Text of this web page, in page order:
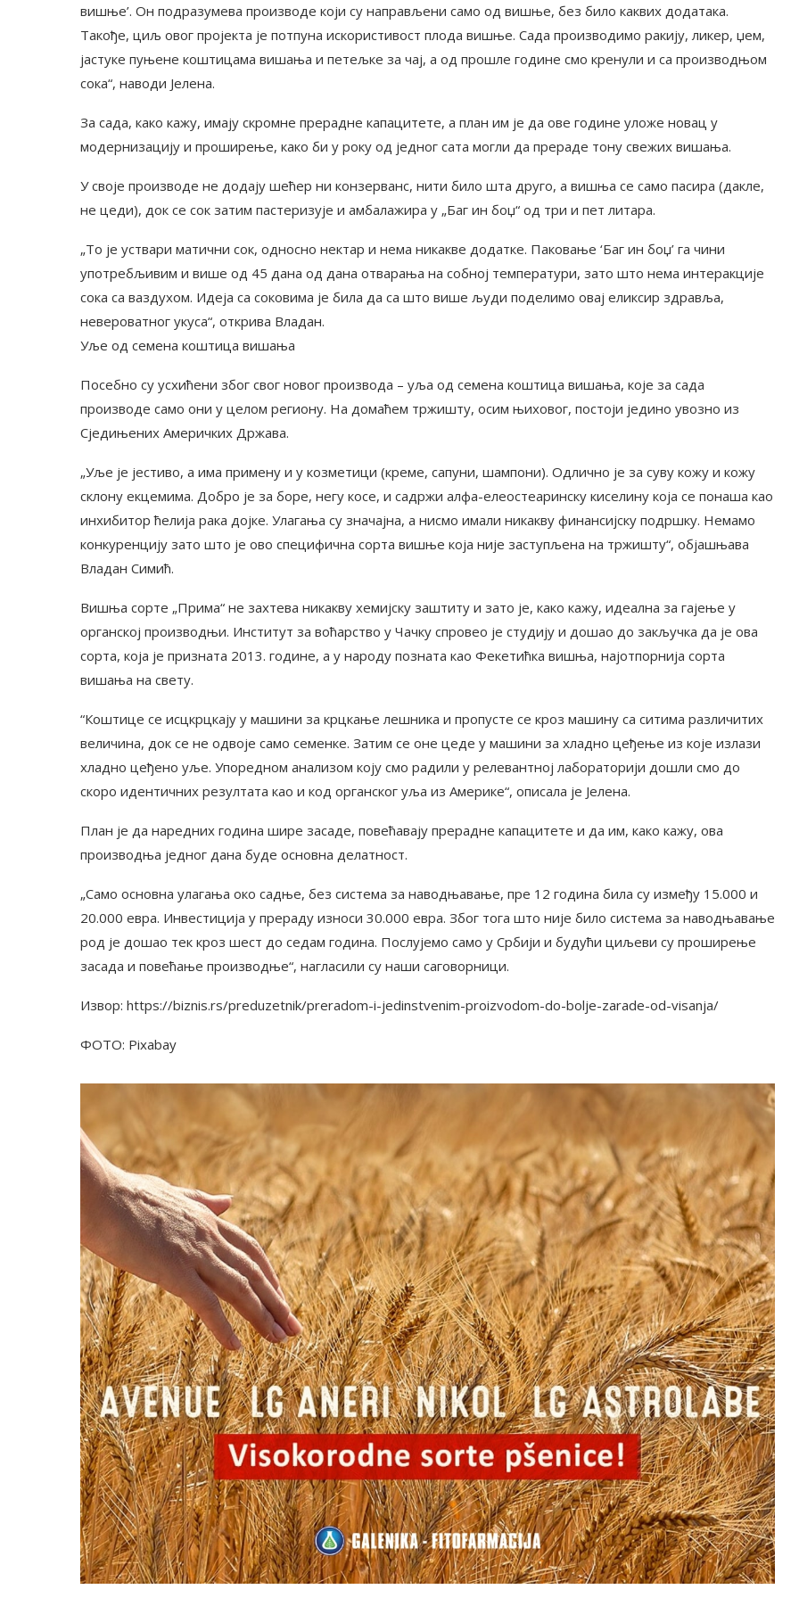
вишње’. Он подразумева производе који су направљени само од вишње, без било каквих додатака.
Такође, циљ овог пројекта је потпуна искористивост плода вишње. Сада производимо ракију, ликер, џем,
јастуке пуњене коштицама вишања и петељке за чај, а од прошле године смо кренули и са производњом
сока“, наводи Јелена.
За сада, како кажу, имају скромне прерадне капацитете, а план им је да ове године уложе новац у
модернизацију и проширење, како би у року од једног сата могли да прераде тону свежих вишања.
У своје производе не додају шећер ни конзерванс, нити било шта друго, а вишња се само пасира (дакле,
не цеди), док се сок затим пастеризује и амбалажира у „Баг ин боџ“ од три и пет литара.
„То је уствари матични сок, односно нектар и нема никакве додатке. Паковање ‘Баг ин боџ’ га чини
употребљивим и више од 45 дана од дана отварања на собној температури, зато што нема интеракције
сока са ваздухом. Идеја са соковима је била да са што више људи поделимо овај еликсир здравља,
невероватног укуса“, открива Владан.
Уље од семена коштица вишања
Посебно су усхићени због свог новог производа – уља од семена коштица вишања, које за сада
производе само они у целом региону. На домаћем тржишту, осим њиховог, постоји једино увозно из
Сједињених Америчких Држава.
„Уље је јестиво, а има примену и у козметици (креме, сапуни, шампони). Одлично је за суву кожу и кожу
склону екцемима. Добро је за боре, негу косе, и садржи алфа-елеостеаринску киселину која се понаша као
инхибитор ћелија рака дојке. Улагања су значајна, а нисмо имали никакву финансијску подршку. Немамо
конкуренцију зато што је ово специфична сорта вишње која није заступљена на тржишту“, објашњава
Владан Симић.
Вишња сорте „Прима“ не захтева никакву хемијску заштиту и зато је, како кажу, идеална за гајење у
органској производњи. Институт за воћарство у Чачку спровео је студију и дошао до закључка да је ова
сорта, која је призната 2013. године, а у народу позната као Фекетићка вишња, најотпорнија сорта
вишања на свету.
“Коштице се исцкрцкају у машини за крцкање лешника и пропусте се кроз машину са ситима различитих
величина, док се не одвоје само семенке. Затим се оне цеде у машини за хладно цеђење из које излази
хладно цеђено уље. Упоредном анализом коју смо радили у релевантној лабораторији дошли смо до
скоро идентичних резултата као и код органског уља из Америке“, описала је Јелена.
План је да наредних година шире засаде, повећавају прерадне капацитете и да им, како кажу, ова
производња једног дана буде основна делатност.
„Само основна улагања око садње, без система за наводњавање, пре 12 година била су између 15.000 и
20.000 евра. Инвестиција у прераду износи 30.000 евра. Због тога што није било система за наводњавање
род је дошао тек кроз шест до седам година. Послујемо само у Србији и будући циљеви су проширење
засада и повећање производње“, нагласили су наши саговорници.
Извор: https://biznis.rs/preduzetnik/preradom-i-jedinstvenim-proizvodom-do-bolje-zarade-od-visanja/
ФОТО: Pixabay